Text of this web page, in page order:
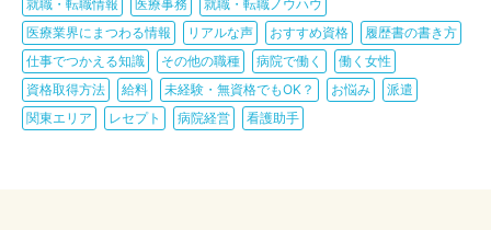
就職・転職情報 医療事務
就職・転職ノウハウ
医療業界にまつわる情報
リアルな声 おすすめ資格
履歴書の書き方
仕事でつかえる知識
その他の職種 病院で働く
働く女性
資格取得方法
給料 未経験・無資格でもOK？ お悩み
派遣
関東エリア
レセプト 病院経営 看護助手